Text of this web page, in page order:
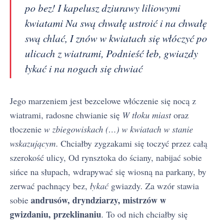
po bez! I kapelusz dziurawy liliowymi
kwiatami Na swą chwałę ustroić i na chwałę
swą chlać, I znów w kwiatach się włóczyć po
ulicach z wiatrami, Podnieść łeb, gwiazdy
łykać i na nogach się chwiać
Jego marzeniem jest bezcelowe włóczenie się nocą z
wiatrami, radosne chwianie się W tłoku miastoraz
tłoczenie w zbiegowiskach (…) w kwiatach w stanie
wskazującym. Chciałby zygzakami się toczyć przez całą
szerokość ulicy, Od rynsztoka do ściany, nabijać sobie
sińce na słupach, wdrapywać się wiosną na parkany, by
zerwać pachnący bez, łykaćgwiazdy. Za wzór stawia
sobie andrusów, dryndziarzy, mistrzów w
gwizdaniu, przeklinaniu. To od nich chciałby się